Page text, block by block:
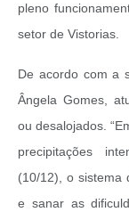
pleno
setor de Vistorias.
De acordo com a
Ângela Gomes,
ou desalojados.
precipitações
(10/12), o sistema
e sanar as